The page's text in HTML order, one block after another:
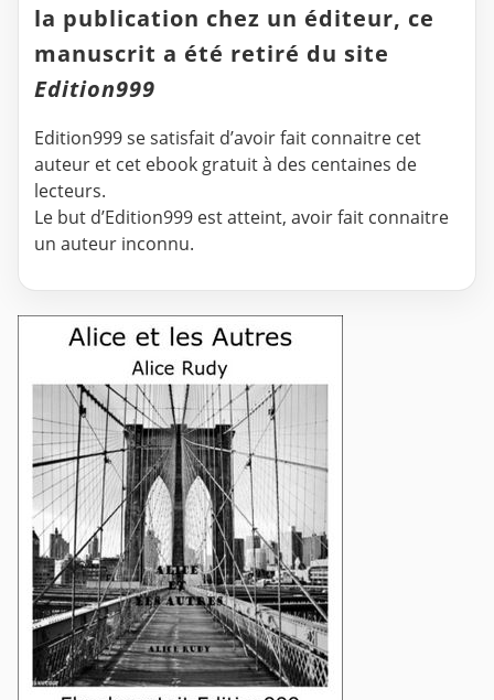
la publication chez un éditeur, ce
manuscrit a été retiré du site
Edition999
Edition999 se satisfait d’avoir fait connaitre cet
auteur et cet ebook gratuit à des centaines de
lecteurs.
Le but d’Edition999 est atteint, avoir fait connaitre
un auteur inconnu.